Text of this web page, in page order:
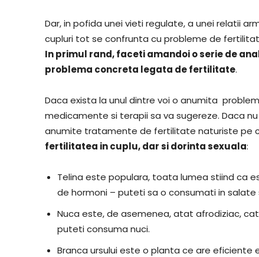
Dar, in pofida unei vieti regulate, a unei relatii
cupluri tot se confrunta cu probleme de
In primul rand, faceti amandoi o serie de
problema concreta legata de fertilitate.
Daca exista la unul dintre voi o anumita
medicamente si terapii sa va sugereze. Daca
anumite tratamente de fertilitate naturiste pe
fertilitatea in cuplu, dar si dorinta sexuala:
Telina este populara, toata lumea stiind ca
de hormoni – puteti sa o consumati in salate
Nuca este, de asemenea, atat afrodiziac,
puteti consuma nuci.
Branca ursului este o planta ce are